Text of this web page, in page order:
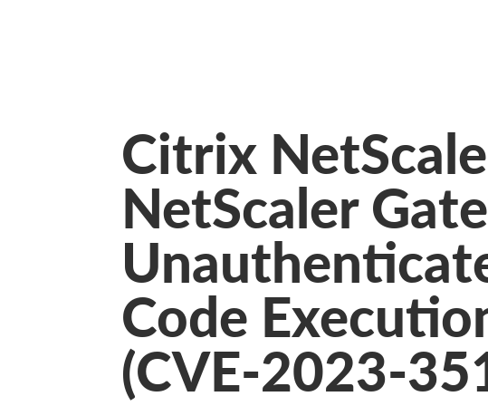
Citrix
NetScaler
Code
(CVE-2023-